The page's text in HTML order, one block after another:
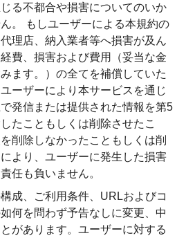
る不都合や損害についてのいか
。 もしユーザーによる本規約の
理店、納入業者等へ損害が及ん
費、損害および費用（妥当な金
ます。）の全てを補償していた
ーザーにより本サービスを通じ
発信または提供された情報を第5
たこともしくは削除させたこ
削除しなかったこともしくは削
より、ユーザーに発生した損害
任も負いません。
成、ご利用条件、URLおよびコ
何を問わず予告なしに変更、中
があります。ユーザーに対する